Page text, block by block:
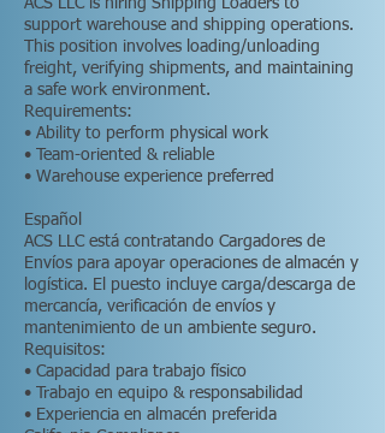
ACS LLC is hiring Shipping Loaders to
support warehouse and shipping operations.
This position involves loading/unloading
freight, verifying shipments, and maintaining
a safe work environment.
Requirements:
• Ability to perform physical work
• Team-oriented & reliable
• Warehouse experience preferred
Español
ACS LLC está contratando Cargadores de
Envíos para apoyar operaciones de almacén y
logística. El puesto incluye carga/descarga de
mercancía, verificación de envíos y
mantenimiento de un ambiente seguro.
Requisitos:
• Capacidad para trabajo físico
• Trabajo en equipo & responsabilidad
• Experiencia en almacén preferida